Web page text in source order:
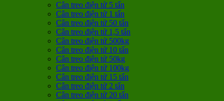
Cân treo điện tử 5 tấn
Cân treo điện tử 1 tấn
Cân treo điện tử 50 tấn
Cân treo điện tử 1,5 tấn
Cân treo điện tử 500kg
Cân treo điện tử 10 tấn
Cân treo điện tử 50kg
Cân treo điện tử 100kg
Cân treo điện tử 15 tấn
Cân treo điện tử 2 tấn
Cân treo điện tử 20 tấn